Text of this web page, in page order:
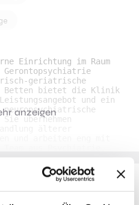
Einrichtung im Raum
Gerontopsychiatrie
geriatrische
Betten bietet die Klinik
und ein
übernehmen
und Neurologie
Unbefristete Perspektive:
unbefristeten
anzeigen